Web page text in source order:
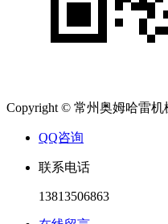
Copyright © 常州奥姆哈雷机
QQ咨询
联系电话
13813506863